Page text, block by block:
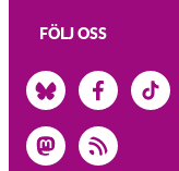
FÖLJ OSS